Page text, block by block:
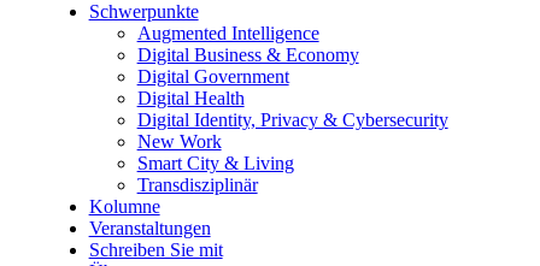
Schwerpunkte
Augmented Intelligence
Digital Business & Economy
Digital Government
Digital Health
Digital Identity, Privacy & Cybersecurity
New Work
Smart City & Living
Transdisziplinär
Kolumne
Veranstaltungen
Schreiben Sie mit